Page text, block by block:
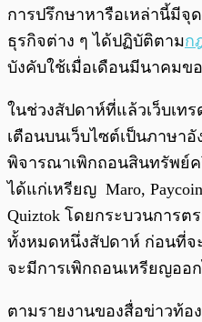
การปรึกษาหารือเหล่านี้มีจุ
ธุรกิจต่าง ๆ ได้ปฏิบัติตามก
บังคับใช้เมื่อเดือนมีนาคมข
ในช่วงสัปดาห์ที่แล้วเว็บเท
เตือนบนเว็บไซต์เป็นภาษา
พิจารณาเพิกถอนสินทรัพย์
ได้แก่เหรียญ Maro,
Quiztok โดยกระบวนการต
ทั้งหมดหนึ่งสัปดาห์ ก่อนที่จ
จะมีการเพิกถอนเหรียญออ
ตามรายงานของสื่อข่าวท้อง